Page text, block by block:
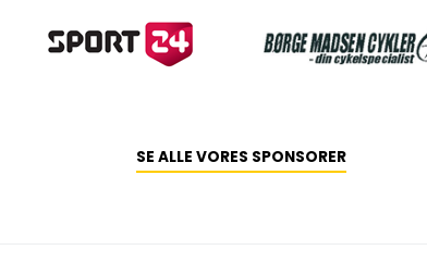
SE ALLE VORES SPONSORER